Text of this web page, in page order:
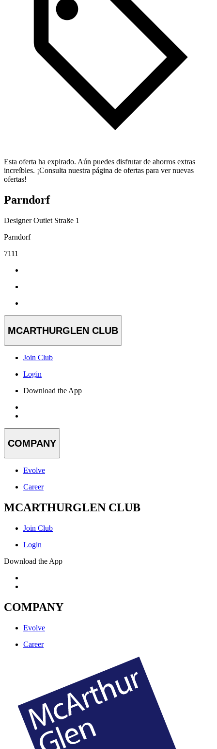
Esta oferta ha expirado. Aún puedes disfrutar de ahorros extras
increíbles. ¡Consulta nuestra página de ofertas para ver nuevas
ofertas!
Parndorf
Designer Outlet Straße 1
Parndorf
7111
MCARTHURGLEN CLUB
Join Club
Login
Download the App
COMPANY
Evolve
Career
MCARTHURGLEN CLUB
Join Club
Login
Download the App
COMPANY
Evolve
Career